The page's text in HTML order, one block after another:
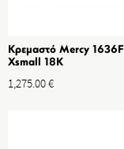
Κρεμαστό Mercy
Xsmall 18K
1,275.00€